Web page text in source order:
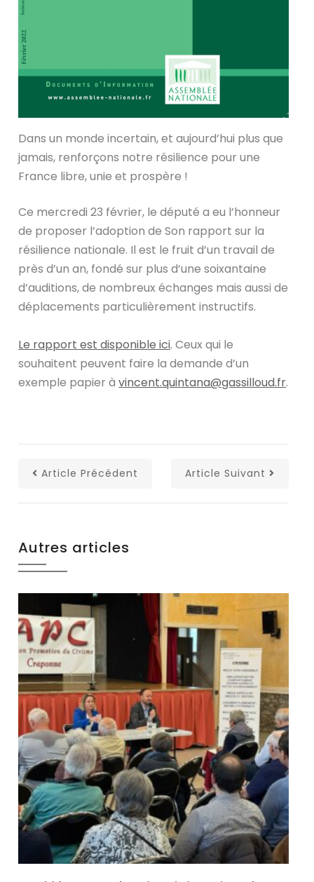
Dans un monde incertain, et aujourd’hui plus que
jamais, renforçons notre résilience pour une
France libre, unie et prospère !
Ce mercredi 23 février, le député a eu l’honneur
de proposer l’adoption de Son rapport sur la
résilience nationale. Il est le fruit d’un travail de
près d’un an, fondé sur plus d’une soixantaine
d’auditions, de nombreux échanges mais aussi de
déplacements particulièrement instructifs.
Le rapport est disponible ici. Ceux qui le
souhaitent peuvent faire la demande d’un
exemple papier àvincent.quintana@gassilloud.fr.
Article Précédent Article Suivant
Autres articles